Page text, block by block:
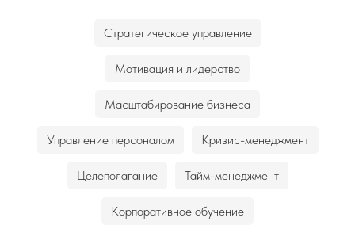
Стратегическое управление
Мотивация и лидерство
Масштабирование бизнеса
Управление персоналом Кризис-менеджмент
Целеполагание Тайм-менеджмент
Корпоративное обучение